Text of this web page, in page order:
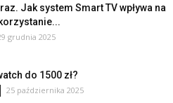
Jak system Smart TV wpływa na
grudnia 2025
do 1500 zł?
25 października 2025